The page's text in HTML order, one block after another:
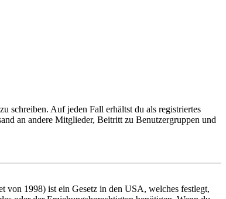
schreiben. Auf jeden Fall erhältst du als registriertes
an andere Mitglieder, Beitritt zu Benutzergruppen und
von 1998) ist ein Gesetz in den USA, welches festlegt,